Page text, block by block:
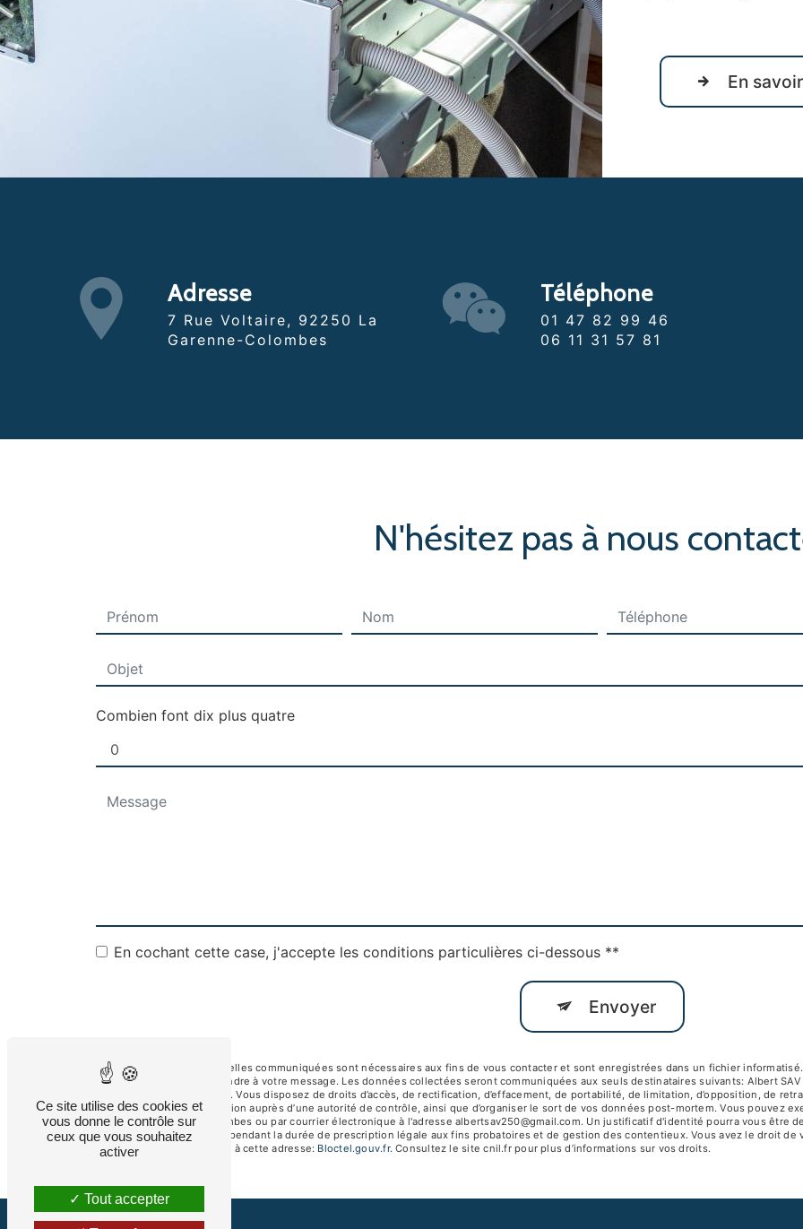
En
Adresse
7 Rue Voltaire, 92250 La
Garenne-Colombes
Téléphone
01 47 82 99 46
06 11 31 57 81
N'hésitez pas à nous
Combien font dix plus quatre
En cochant cette case, j'accepte les conditions particulières ci-dessous **
Envoyer
** Les données personnelles communiquées sont nécessaires aux fins de vous contacter et sont enregistrées dans un fichier
dans le seul but de répondre à votre message. Les données collectées seront communiquées aux seuls destinataires suivants: Albert
albertsav250@gmail.com. Vous disposez de droits d’accès, de rectification, d’effacement, de portabilité, de limitation, d’opposition, de
d’introduire une réclamation auprès d’une autorité de contrôle, ainsi que d’organiser le sort de vos données post-mortem. Vous pouvez
92250 La Garenne-Colombes ou par courrier électronique à l'adresse albertsav250@gmail.com. Un justificatif d'identité pourra vous être
de prise de contact puis pendant la durée de prescription légale aux fins probatoires et de gestion des contentieux. Vous avez le droit
téléphonique, disponible à cette adresse:
Bloctel.gouv.fr. Consultez le site cnil.fr pour plus d’informations sur vos droits.
Ce site utilise des cookies et
vous donne le contrôle sur
ceux que vous souhaitez
activer
Tout accepter